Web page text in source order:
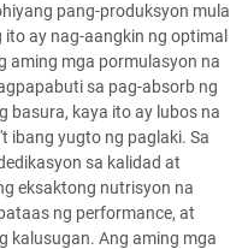
pang-produksyon mula
ay nag-aangkin ng optimal
aming mga pormulasyon na
sa pag-absorb ng
basura, kaya ito ay lubos na
ibang yugto ng paglaki. Sa
sa kalidad at
eksaktong nutrisyon na
ng performance, at
kalusugan. Ang aming mga